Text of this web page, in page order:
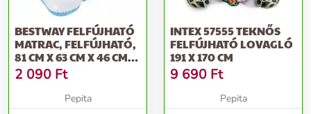
BESTWAY FELFÚJHATÓ
MATRAC, FELFÚJHATÓ,
81 CM X 63 CM X 46 CM,
TÖBBSZÍNŰ
2 090 Ft
Pepita
INTEX 57555 TEKNŐS
FELFÚJHATÓ LOVAGLÓ
191 X 170 CM
9 690 Ft
Pepita